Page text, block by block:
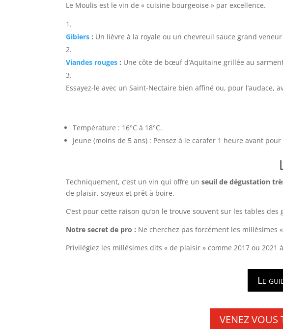
Le Moulis est le vin de « cuisine bourgeoise » par excellence.
Gibiers : Un lièvre à la royale ou un chevreuil sauce grand
Viandes rouges : Une côte de bœuf d’Aquitaine grillée au
Essayez-le avec un Saint-Nectaire bien affiné ou, pour l’audace,
Température : 16°C à 18°C.
Jeune (moins de 5 ans) : Pensez à le carafer 1 heure avant pour
Techniquement, c’est un vin qui offre unseuil de dégustation
de plaisir, soyeux et prêt à boire.
C’est pour cette raison qu’on le trouve souvent sur les tables
Notre secret de pro : Ne cherchez pas forcément les millésimes
Privilégiez les millésimes dits « de plaisir » comme 2017 ou
Le
VENEZ VOUS